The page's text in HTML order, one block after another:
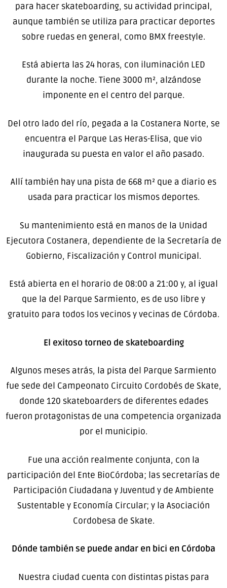
para hacer skateboarding, su actividad principal,
aunque también se utiliza para practicar deportes
sobre ruedas en general, como BMX freestyle.
Está abierta las 24 horas, con iluminación LED
durante la noche. Tiene 3000 m², alzándose
imponente en el centro del parque.
Del otro lado del río, pegada a la Costanera Norte, se
encuentra el Parque Las Heras-Elisa, que vio
inaugurada su puesta en valor el año pasado.
Allí también hay una pista de 668 m² que a diario es
usada para practicar los mismos deportes.
Su mantenimiento está en manos de la Unidad
Ejecutora Costanera, dependiente de la Secretaría de
Gobierno, Fiscalización y Control municipal.
Está abierta en el horario de 08:00 a 21:00 y, al igual
que la del Parque Sarmiento, es de uso libre y
gratuito para todos los vecinos y vecinas de Córdoba.
El exitoso torneo de skateboarding
Algunos meses atrás, la pista del Parque Sarmiento
fue sede del Campeonato Circuito Cordobés de Skate,
donde 120 skateboarders de diferentes edades
fueron protagonistas de una competencia organizada
por el municipio.
Fue una acción realmente conjunta, con la
participación del Ente BioCórdoba; las secretarías de
Participación Ciudadana y Juventud y de Ambiente
Sustentable y Economía Circular; y la Asociación
Cordobesa de Skate.
Dónde también se puede andar en bici en Córdoba
Nuestra ciudad cuenta con distintas pistas para